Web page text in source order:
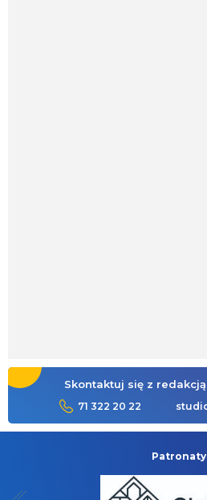
Skontaktuj się z
71 322 20 22